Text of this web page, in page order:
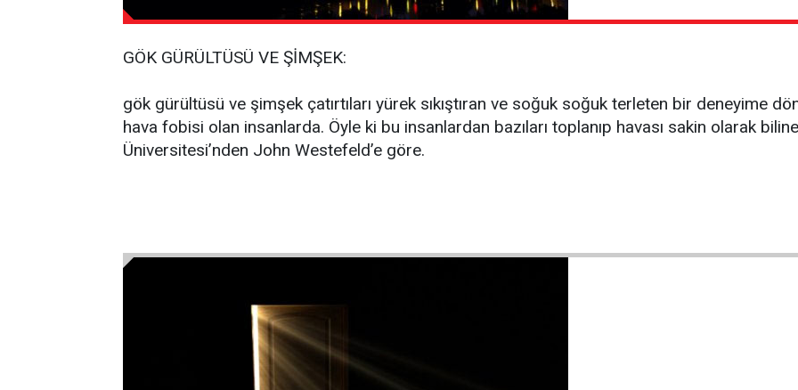
GÖK GÜRÜLTÜSÜ VE ŞİMŞEK:
gök gürültüsü ve şimşek çatırtıları yürek sıkıştıran ve soğuk soğuk terleten bir deneyime
hava fobisi olan insanlarda. Öyle ki bu insanlardan bazıları toplanıp havası sakin olarak
Üniversitesi’nden John Westefeld’e göre.